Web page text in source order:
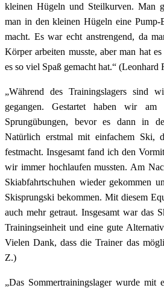
kleinen Hügeln und Steilkurven. Man
man in den kleinen Hügeln eine Pump-
macht. Es war echt anstrengend, da
Körper arbeiten musste, aber man hat
es so viel Spaß gemacht hat.“ (Leonhard
„Während des Trainingslagers sind
gegangen. Gestartet haben wir
Sprungübungen, bevor es dann in
Natürlich erstmal mit einfachem Ski,
festmacht. Insgesamt fand ich den
wir immer hochlaufen mussten. Am
Skiabfahrtschuhen wieder gekommen
Skisprungski bekommen. Mit diesem
auch mehr getraut. Insgesamt war das
Trainingseinheit und eine gute
Vielen Dank, dass die Trainer das
Z.)
„Das Sommertrainingslager wurde mit